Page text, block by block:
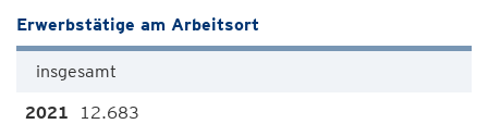
Erwerbstätige am Arbeitsort
insgesamt
12.683